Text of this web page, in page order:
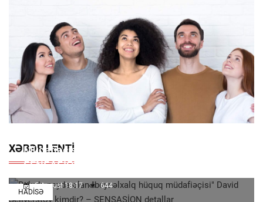
XƏBƏR LENTI
HADISƏ
Müdafiəçisi" David Seliverstov Kimdir? –
SENSASİON Detallar
5 Avqust 18:17 644